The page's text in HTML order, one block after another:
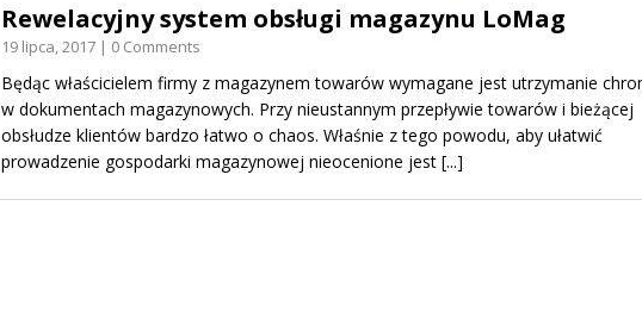
Rewelacyjny system obsługi magazynu LoMag
19 lipca, 2017 | 0 Comments
Będąc właścicielem firmy z magazynem towarów wymagane jest utrzymanie
w dokumentach magazynowych. Przy nieustannym przepływie towarów i bieżącej
obsłudze klientów bardzo łatwo o chaos. Właśnie z tego powodu, aby ułatwić
prowadzenie gospodarki magazynowej nieocenione jest [...]